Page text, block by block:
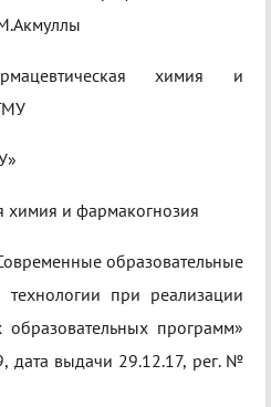
химия и
химия и фармакогнозия
образовательные
при реализации
программ»
дата выдачи 29.12.17, рег. №